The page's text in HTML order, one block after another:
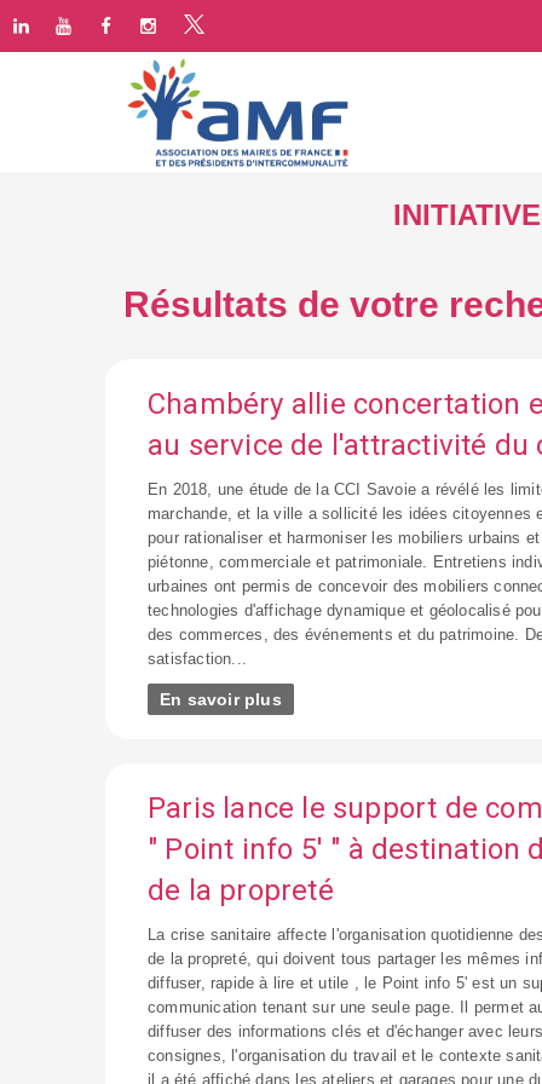
Résultats de votre
Chambéry allie concertation
au service de l'attractivité du
En 2018, une étude de la CCI Savoie a révélé les
marchande, et la ville a sollicité les idées citoyennes
pour rationaliser et harmoniser les mobiliers urbains
piétonne, commerciale et patrimoniale. Entretiens
urbaines ont permis de concevoir des mobiliers
technologies d'affichage dynamique et géolocalisé
des commerces, des événements et du patrimoine.
satisfaction...
En savoir plus
Paris lance le support de
" Point info 5' " à destination
de la propreté
La crise sanitaire affecte l'organisation quotidienne
de la propreté, qui doivent tous partager les mêmes
diffuser, rapide à lire et utile , le Point info 5' est un
communication tenant sur une seule page. Il permet
diffuser des informations clés et d'échanger avec
consignes, l'organisation du travail et le contexte
il a été affiché dans les ateliers et garages pour une